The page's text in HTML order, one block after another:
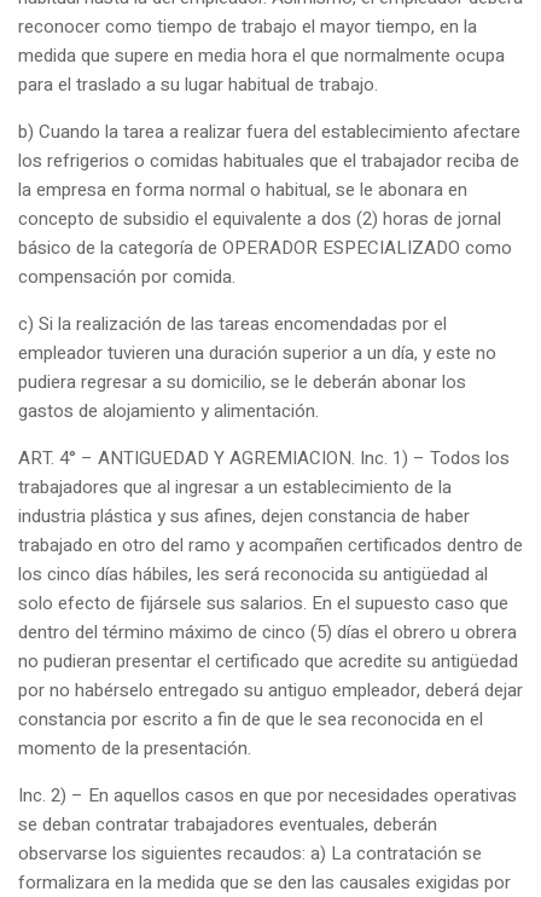
reconocer como tiempo de trabajo el mayor tiempo, en la
medida que supere en media hora el que normalmente ocupa
para el traslado a su lugar habitual de trabajo.
b) Cuando la tarea a realizar fuera del establecimiento afectare
los refrigerios o comidas habituales que el trabajador reciba de
la empresa en forma normal o habitual, se le abonara en
concepto de subsidio el equivalente a dos (2) horas de jornal
básico de la categoría de OPERADOR ESPECIALIZADO como
compensación por comida.
c) Si la realización de las tareas encomendadas por el
empleador tuvieren una duración superior a un día, y este no
pudiera regresar a su domicilio, se le deberán abonar los
gastos de alojamiento y alimentación.
ART. 4° – ANTIGUEDAD Y AGREMIACION. Inc. 1) – Todos los
trabajadores que al ingresar a un establecimiento de la
industria plástica y sus afines, dejen constancia de haber
trabajado en otro del ramo y acompañen certificados dentro de
los cinco días hábiles, les será reconocida su antigüedad al
solo efecto de fijársele sus salarios. En el supuesto caso que
dentro del término máximo de cinco (5) días el obrero u obrera
no pudieran presentar el certificado que acredite su antigüedad
por no habérselo entregado su antiguo empleador, deberá dejar
constancia por escrito a fin de que le sea reconocida en el
momento de la presentación.
Inc. 2) – En aquellos casos en que por necesidades operativas
se deban contratar trabajadores eventuales, deberán
observarse los siguientes recaudos: a) La contratación se
formalizara en la medida que se den las causales exigidas por